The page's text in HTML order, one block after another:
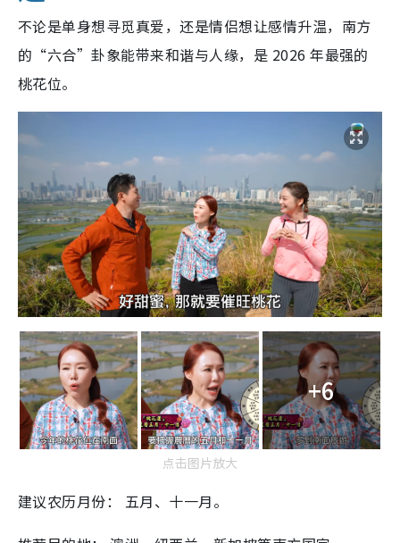
不论是单身想寻觅真爱，还是情侣想让感情升温，南方
的“六合”卦象能带来和谐与人缘，是 2026 年最强的
桃花位。
+6
点击图片放大
建议农历月份： 五月、十一月。